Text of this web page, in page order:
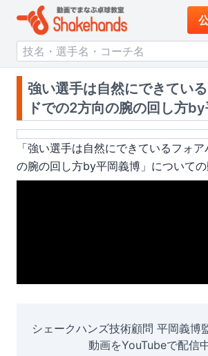
強い選手は自然にできてい
ドでの2方向の腕の回し方
「強い選手は自然にできているフォ
の腕の回し方by平岡義博 」についての
シェークハンズ技術顧問 平岡義博
動画をYouTubeで配信